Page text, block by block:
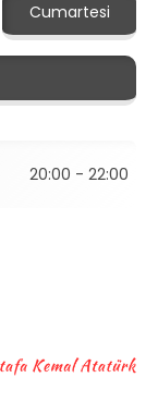
Cumartesi
20:00 - 22:00